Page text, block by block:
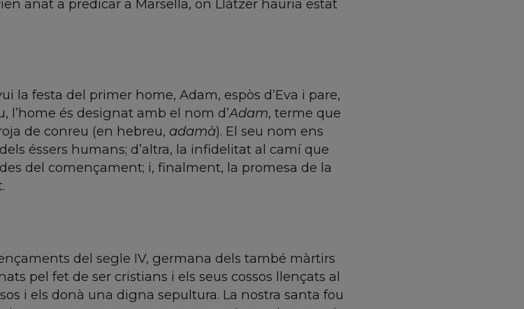
anat a predicar a Marsella, on Llàtzer hauria estat
la festa del primer home, Adam, espòs d’Eva i pare,
l’home és designat amb el nom d’Adam, terme que
de conreu (en hebreu, adamà). El seu nom ens
éssers humans; d’altra, la infidelitat al camí que
del començament; i, finalment, la promesa de la
del segle IV, germana dels també màrtirs
pel fet de ser cristians i els seus cossos llençats al
i els donà una digna sepultura. La nostra santa fou